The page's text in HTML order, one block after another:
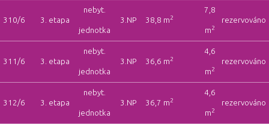
310/6 3. etapa
nebyt.
jednotka
3.NP 38,8 m2
7,8
m2
rezervováno
311/6 3. etapa
nebyt.
jednotka
3.NP 36,6 m2
4,6
m2
rezervováno
312/6 3. etapa
nebyt.
jednotka
3.NP 36,7 m2
4,6
m2
rezervováno